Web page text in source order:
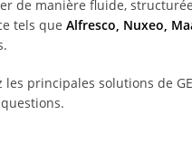
de manière fluide,
tels que Alfresco, Nuxeo,
les principales solutions de